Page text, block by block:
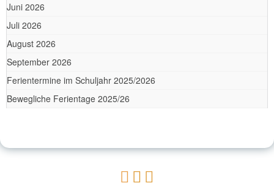
Juni 2026
Juli 2026
August 2026
September 2026
Ferientermine im Schuljahr 2025/2026
Bewegliche Ferientage 2025/26